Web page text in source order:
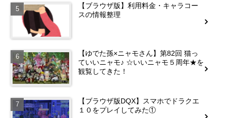
【ブラウザ版】利用料金・キャラコー
スの情報整理
【ゆでた孫×ニャモさん】第82回 猫っ
ていいニャモ♪ ☆いいニャモ５周年★を
観覧してきた！
【ブラウザ版DQX】スマホでドラクエ
１０をプレイしてみた①